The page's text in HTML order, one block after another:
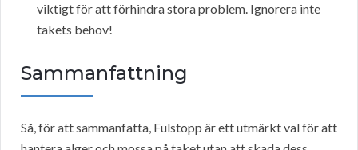
viktigt för att förhindra stora problem. Ignorera inte
takets behov!
Sammanfattning
Så, för att sammanfatta, Fulstopp är ett utmärkt val för att